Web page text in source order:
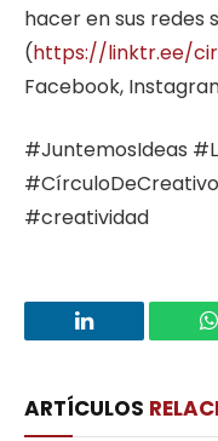
hacer en sus redes
(https://linktr.ee/
Facebook,
#JuntemosIdeas
#creatividad
LinkedIn
ARTÍCULOS